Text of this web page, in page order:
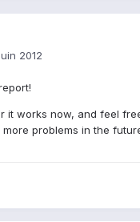
2012
it works now, and feel
problems in the